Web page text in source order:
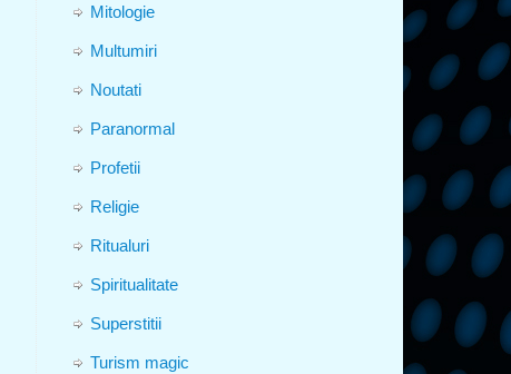
Mitologie
Multumiri
Noutati
Paranormal
Profetii
Religie
Ritualuri
Spiritualitate
Superstitii
Turism magic